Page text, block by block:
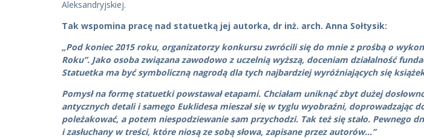
Aleksandryjskiej.
Tak wspomina pracę nad statuetką jej autorka, dr inż. arch. Anna Sołtysik:
„Pod koniec 2015 roku, organizatorzy konkursu zwrócili się do mnie z prośbą o
Roku”. Jako osoba związana zawodowo z uczelnią wyższą, doceniam działalność
Statuetka ma być symboliczną nagrodą dla tych najbardziej wyróżniających się
Pomysł na formę statuetki powstawał etapami. Chciałam uniknąć zbyt dużej
antycznych detali i samego Euklidesa mieszał się w tyglu wyobraźni, doprowadzając
poleżakować, a potem niespodziewanie sam przychodzi. Tak też się stało. Pewnego
i zasłuchany w treści, które niosą ze sobą słowa, zapisane przez autorów…”